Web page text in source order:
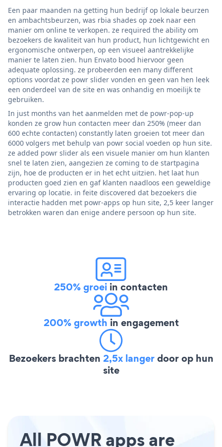
Een paar maanden na getting hun bedrijf op lokale beurzen
en ambachtsbeurzen, was rbia shades op zoek naar een
manier om online te verkopen. ze required the ability om
bezoekers de kwaliteit van hun product, hun lichtgewicht en
ergonomische ontwerpen, op een visueel aantrekkelijke
manier te laten zien. hun Envato bood hiervoor geen
adequate oplossing. ze probeerden een many different
options voordat ze powr slider vonden en geen van hen leek
een onderdeel van de site en was onhandig en moeilijk te
gebruiken.
In just months van het aanmelden met de powr-pop-up
konden ze grow hun contacten meer dan 250% (meer dan
600 echte contacten) constantly laten groeien tot meer dan
6000 volgers met behulp van powr social voeden op hun site.
ze added powr slider als een visuele manier om hun klanten
snel te laten zien, aangezien ze coming to de startpagina
zijn, hoe de producten er in het echt uitzien. het laat hun
producten goed zien en gaf klanten naadloos een geweldige
ervaring op locatie. in feite discovered dat bezoekers die
interactie hadden met powr-apps op hun site, 2,5 keer langer
betrokken waren dan enige andere persoon op hun site.
250% groei in contacten
200% growth in engagement
Bezoekers brachten 2,5x langerdoor op hun
site
All POWR apps are